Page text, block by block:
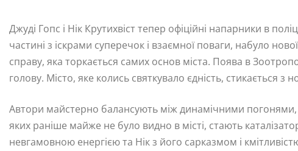
Джуді Гопс і Нік Крутихвіст тепер офіційні напарники в
частині з іскрами суперечок і взаємної поваги, набуло
справу, яка торкається самих основ міста. Поява в
голову. Місто, яке колись святкувало єдність, стикається
Автори майстерно балансують між динамічними
яких раніше майже не було видно в місті, стають
невгамовною енергією та Нік з його сарказмом і